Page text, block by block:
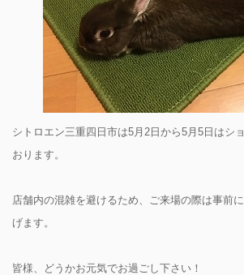
シトロエン三重四日市は5月2日から5月5日はシ
おります。
店舗内の混雑を避けるため、ご来場の際は事前
げます。
皆様、どうかお元気でお過ごし下さい！